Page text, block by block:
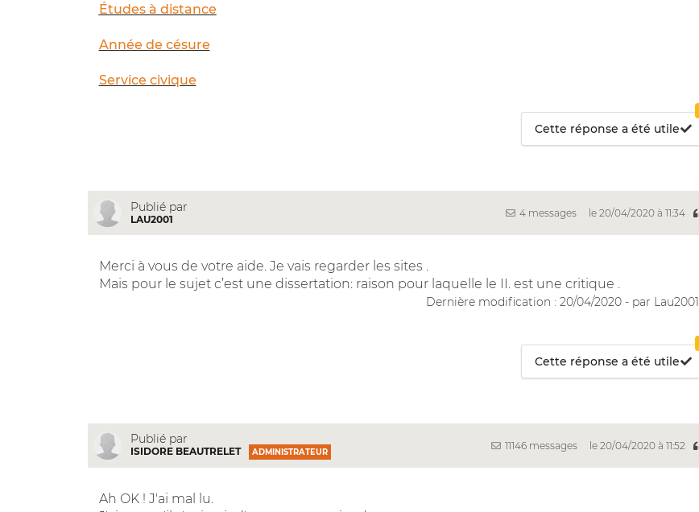
Études à distance
Année de césure
Service civique
Cette réponse a été utile
Publié par
LAU2001
4 messages le 20/04/2020 à 11:34
Merci à vous de votre aide. Je vais regarder les sites .
Mais pour le sujet c’est une dissertation: raison pour laquelle le II. est une critique .
Dernière modification : 20/04/2020 - par Lau2001
Cette réponse a été utile
Publié par
ISIDORE BEAUTRELET ADMINISTRATEUR
11146 messages le 20/04/2020 à 11:52
Ah OK ! J'ai mal lu.